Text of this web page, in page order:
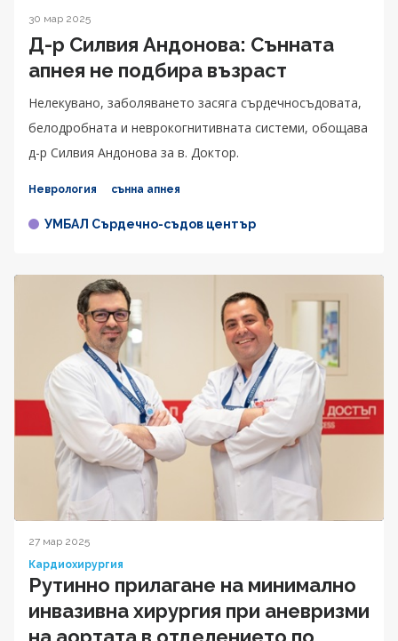
30 мар 2025
Д-р Силвия Андонова: Сънната
апнея не подбира възраст
Нелекувано, заболяването засяга сърдечносъдовата,
белодробната и неврокогнитивната системи, обощава
д-р Силвия Андонова за в. Доктор.
Неврология сънна апнея
УМБАЛ Сърдечно-съдов център
27 мар 2025
Кардиохирургия
Рутинно прилагане на минимално
инвазивна хирургия при аневризми